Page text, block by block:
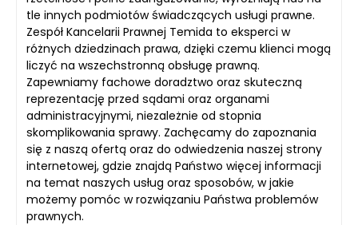
tle innych podmiotów świadczących usługi prawne.
Zespół Kancelarii Prawnej Temida to eksperci w
różnych dziedzinach prawa, dzięki czemu klienci mogą
liczyć na wszechstronną obsługę prawną.
Zapewniamy fachowe doradztwo oraz skuteczną
reprezentację przed sądami oraz organami
administracyjnymi, niezależnie od stopnia
skomplikowania sprawy. Zachęcamy do zapoznania
się z naszą ofertą oraz do odwiedzenia naszej strony
internetowej, gdzie znajdą Państwo więcej informacji
na temat naszych usług oraz sposobów, w jakie
możemy pomóc w rozwiązaniu Państwa problemów
prawnych.